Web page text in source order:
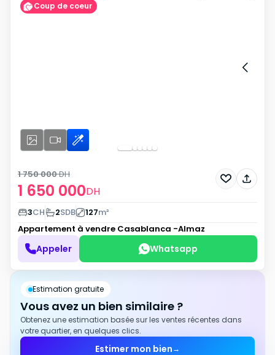
Coup de coeur
1 650 000DH
1 750 000DH
3CH 2SDB 127m²
Appartement à vendre Casablanca -Almaz
Appeler Whatsapp
Estimation gratuite
Vous avez un bien similaire ?
Obtenez une estimation basée sur les ventes récentes dans
votre quartier, en quelques clics.
Estimer mon bien →